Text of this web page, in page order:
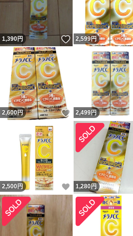
1,390円 いいね！
2,599円
2,600円 いいね！
2,499円
2,500 円 いいね！
1,280円